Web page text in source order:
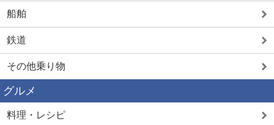
船舶
鉄道
その他乗り物
グルメ
料理・レシピ